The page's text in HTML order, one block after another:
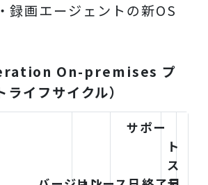
・録画エージェントの新OS
On-premises プ
ライフサイクル）
サポー
ト
ス